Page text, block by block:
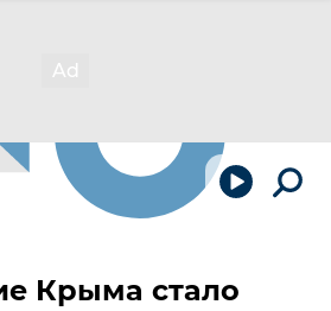
Крыма стало